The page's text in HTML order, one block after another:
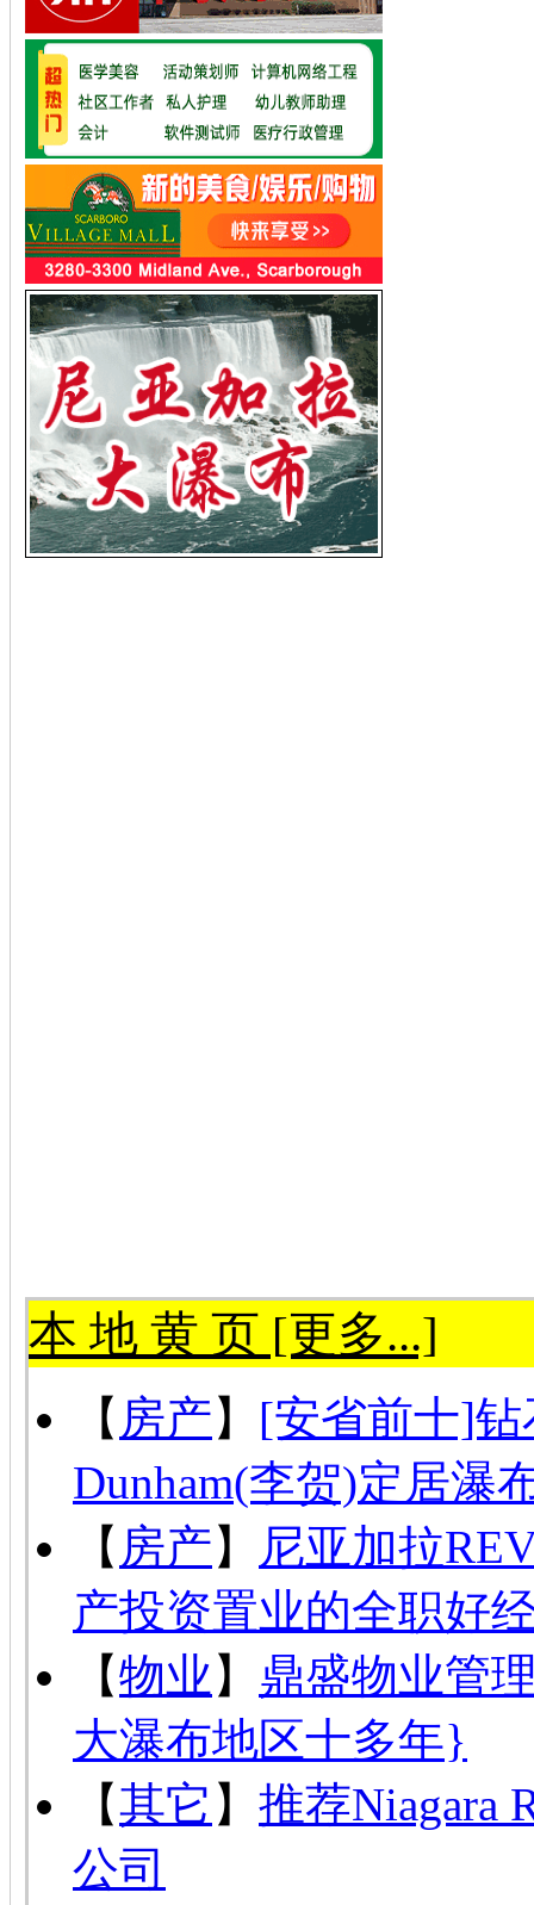
本 地 黄 页 [更多...]
【 房产】 [安省前十]钻
Dunham(李贺)定居瀑
【 房产】
尼亚加拉
产投资置业的全职好
【物业 】 鼎盛物业管
大瀑布地区十多年}
【其它 】 推荐Niagara
公司